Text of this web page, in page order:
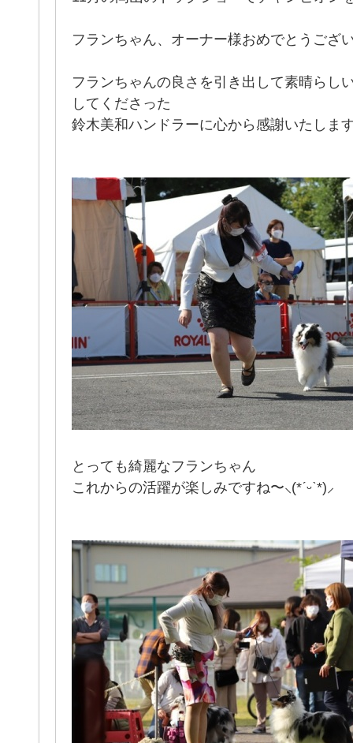
フランちゃん、オーナー様おめでとうござい
フランちゃんの良さを引き出して素晴らし
してくださった
鈴木美和ハンドラーに心から感謝いたします
とっても綺麗なフランちゃん
これからの活躍が楽しみですね〜‪⸜(*ˊᵕˋ*)⸝‬